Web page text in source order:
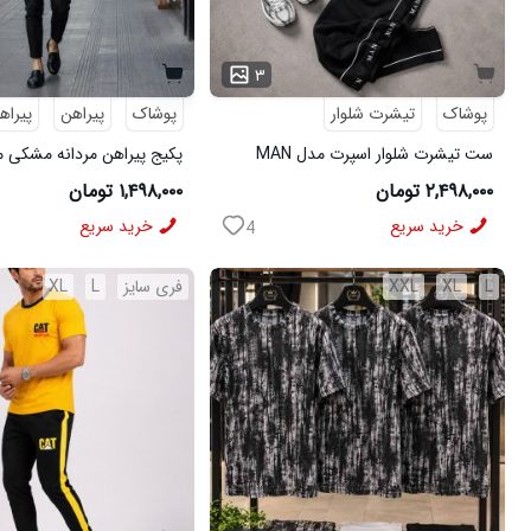
۳
پوشاک
تیشرت شلوار
ست تیشرت شلوار اسپرت مدل MAN
مشکی
۲,۴۹۸,۰۰۰ تومان
خرید سریع 4
پوشاک
پیراهن
شلوار مردانه مشکی مدل MOBIN
۱,۴۹۸,۰۰۰ تومان
خرید سریع
L
XL
XXL فری سایز L
XL